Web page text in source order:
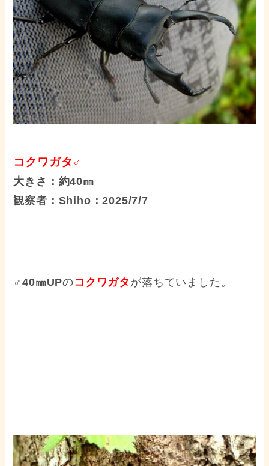
コクワガタ♂
大きさ：約40㎜
観察者：Shiho：2025/7/7
♂40㎜UPのコクワガタ が落ちていました。